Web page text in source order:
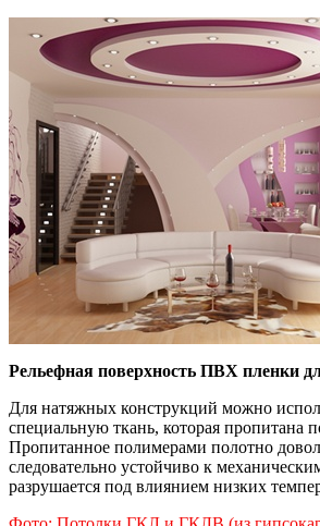
Рельефная поверхность ПВХ пленки
Для натяжных конструкций можно
специальную ткань, которая пропитана
Пропитанное полимерами полотно
следовательно устойчиво к
разрушается под влиянием низких